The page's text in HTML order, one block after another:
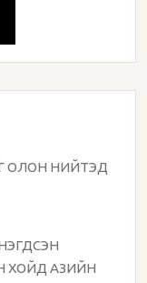
ОЛОН НИЙТЭД
ХОЙД АЗИЙН